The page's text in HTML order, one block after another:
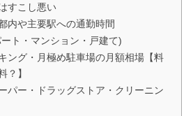
すこし悪い
内や主要駅への通勤時間
ト・マンション・戸建て)
ング・月極め駐車場の月額相場【料
？】
パー・ドラッグストア・クリーニン